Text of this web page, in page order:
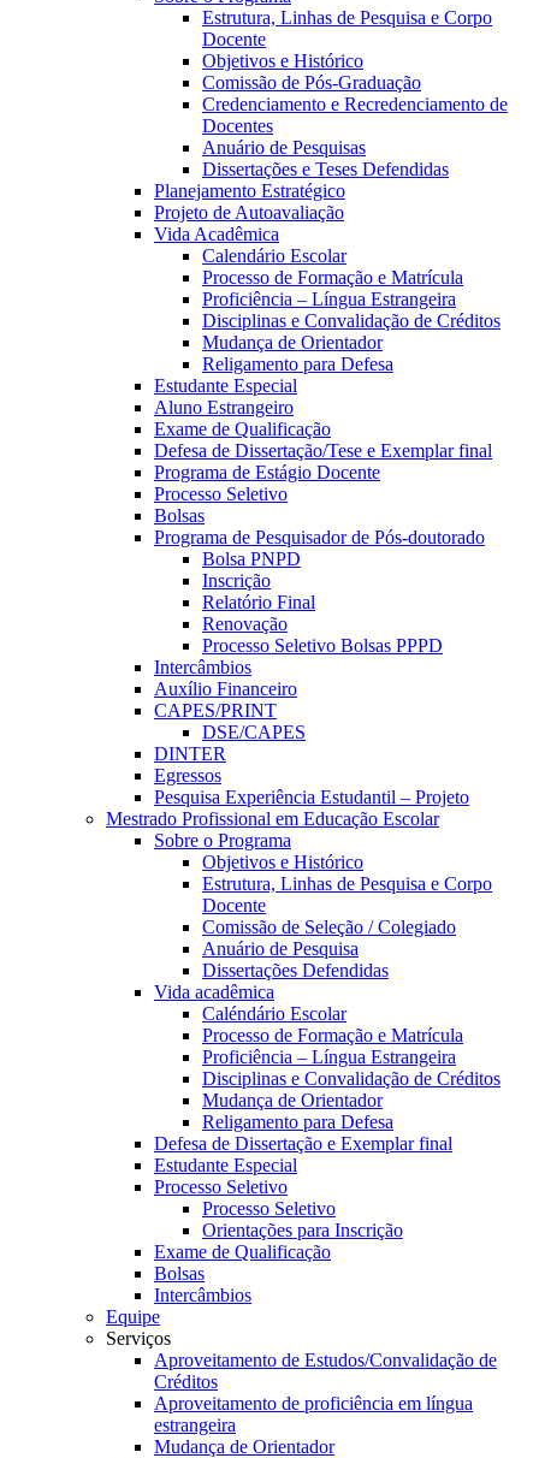
Estrutura, Linhas de Pesquisa e Corpo
Docente
Objetivos e Histórico
Comissão de Pós-Graduação
Credenciamento e Recredenciamento de
Docentes
Anuário de Pesquisas
Dissertações e Teses Defendidas
Planejamento Estratégico
Projeto de Autoavaliação
Vida Acadêmica
Calendário Escolar
Processo de Formação e Matrícula
Proficiência – Língua Estrangeira
Disciplinas e Convalidação de Créditos
Mudança de Orientador
Religamento para Defesa
Estudante Especial
Aluno Estrangeiro
Exame de Qualificação
Defesa de Dissertação/Tese e Exemplar final
Programa de Estágio Docente
Processo Seletivo
Bolsas
Programa de Pesquisador de Pós-doutorado
Bolsa PNPD
Inscrição
Relatório Final
Renovação
Processo Seletivo Bolsas PPPD
Intercâmbios
Auxílio Financeiro
CAPES/PRINT
DSE/CAPES
DINTER
Egressos
Pesquisa Experiência Estudantil – Projeto
Mestrado Profissional em Educação Escolar
Sobre o Programa
Objetivos e Histórico
Estrutura, Linhas de Pesquisa e Corpo
Docente
Comissão de Seleção / Colegiado
Anuário de Pesquisa
Dissertações Defendidas
Vida acadêmica
Caléndário Escolar
Processo de Formação e Matrícula
Proficiência – Língua Estrangeira
Disciplinas e Convalidação de Créditos
Mudança de Orientador
Religamento para Defesa
Defesa de Dissertação e Exemplar final
Estudante Especial
Processo Seletivo
Processo Seletivo
Orientações para Inscrição
Exame de Qualificação
Bolsas
Intercâmbios
Equipe
Serviços
Aproveitamento de Estudos/Convalidação de
Créditos
Aproveitamento de proficiência em língua
estrangeira
Mudança de Orientador